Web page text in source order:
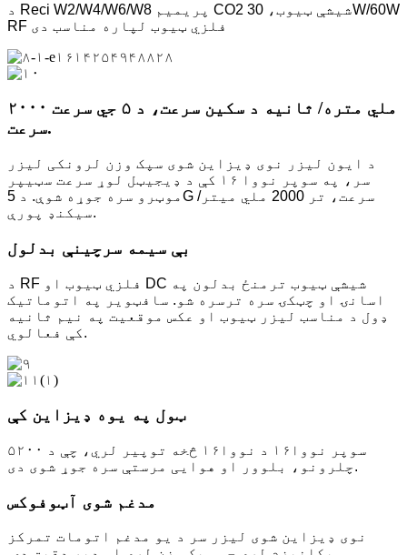
د Reci W2/W4/W6/W8 پریمیم CO2 شیشې ټیوب، 30W/60W
RF فلزي ټیوب لپاره مناسب دی
۲۰۰۰ ملي متره/ ثانیه د سکین سرعت، د ۵ جي سرعت
سرعت.
د ایون لیزر نوی ډیزاین شوی سپک وزن لرونکی لیزر
سر، په سوپر نووا ۱۶ کې د ډیجیټل لوړ سرعت سټیپر
موټرو سره جوړه شوې. د 5G سرعت، تر 2000 ملي میتر/
سیکنډ پورې.
بې سیمه سرچینې بدلول
د RF فلزي ټیوب او DC شیشې ټیوب ترمنځ بدلون په
اسانۍ او چټکۍ سره ترسره شو. سافټویر په اتوماتيک
ډول د مناسب لیزر ټیوب او عکس موقعیت په نیم ثانیه
کې فعالوي.
ټول په یوه ډیزاین کې
سوپر نووا۱۶ د نووا۱۶ څخه توپیر لري، چې د ۵۲۰۰
چلرونو، بلوور او هوایی مرستې سره جوړ شوی دی.
مدغم شوی آټوفوکس
نوی ډیزاین شوی لیزر سر د یو مدغم اتومات تمرکز